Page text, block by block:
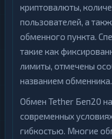
криптовалюты,
пользователей, а
обменного пункта.
такие как
лимиты, отмечены
названием обменника.
Обмен Tether Беп20
современных
гибкостью. Многие